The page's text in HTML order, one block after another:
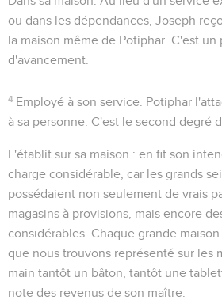
ou dans les dépendances, Joseph
la maison même de Potiphar. C'est un
d'avancement.
4 Employé à son service . Potiphar
à sa personne. C'est le second degré
L'établit sur sa maison : en fit son
charge considérable, car les grands
possédaient non seulement de vrais
magasins à provisions, mais encore
considérables. Chaque grande
que nous trouvons représenté sur les
main tantôt un bâton, tantôt une
note des revenus de son maître.